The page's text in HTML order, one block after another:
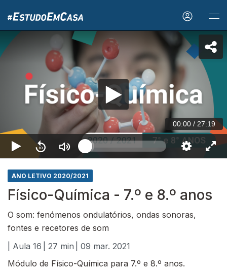
00:00 / 27:19
ANO LETIVO 2020/2021
Físico-Química - 7.º e 8.º anos
O som: fenómenos ondulatórios, ondas sonoras,
fontes e recetores de som
| Aula 16
| 27 min
| 09 mar. 2021
Módulo de Físico-Química para 7.º e 8.º anos.